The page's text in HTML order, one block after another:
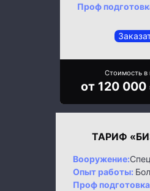
Проф
Стоимость в
от 120 000
ТАРИФ
Вооружение:
Опыт работы:
Проф